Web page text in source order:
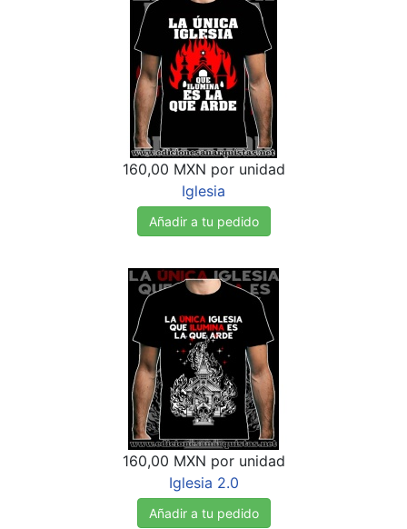
160,00 MXN por unidad
Iglesia
Añadir a tu pedido
160,00 MXN por unidad
Iglesia 2.0
Añadir a tu pedido